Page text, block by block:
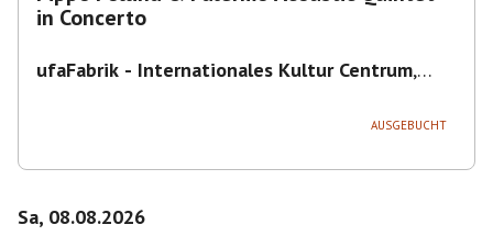
in Concerto
ufaFabrik - Internationales Kultur Centrum,
AUSGEBUCHT
Sa, 08.08.2026